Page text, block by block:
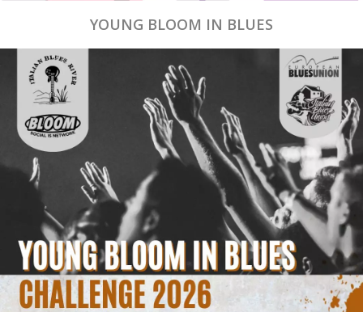
YOUNG BLOOM IN BLUES